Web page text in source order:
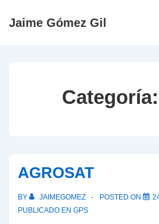
Saltar
Jaime Gómez Gil
Categoría:
AGROSAT
BY JAIMEGOMEZ POSTED ON
PUBLICADO EN GPS